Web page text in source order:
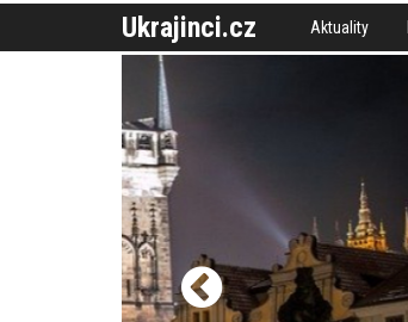
Ukrajinci.cz Aktuality